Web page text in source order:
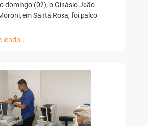
domingo (02), o Ginásio João
em Santa Rosa, foi palco
lendo…